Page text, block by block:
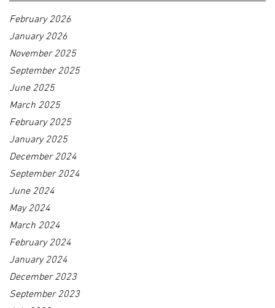
February 2026
January 2026
November 2025
September 2025
June 2025
March 2025
February 2025
January 2025
December 2024
September 2024
June 2024
May 2024
March 2024
February 2024
January 2024
December 2023
September 2023